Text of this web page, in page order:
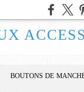
BOUTONS DE